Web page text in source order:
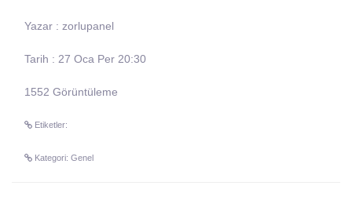
Yazar : zorlupanel
Tarih : 27 Oca Per 20:30
1552 Görüntüleme
Etiketler:
Kategori: Genel